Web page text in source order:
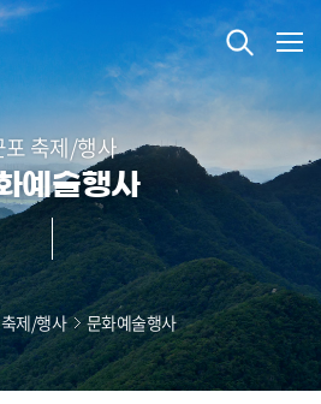
본문 바로가기
포 축제/행사
예술행사
제/행사 문화예술행사